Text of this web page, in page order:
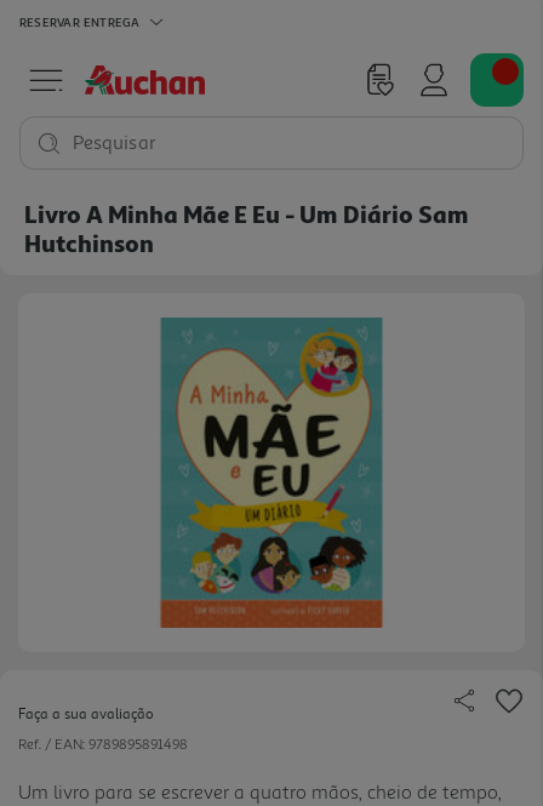
RESERVAR ENTREGA
Pesquisar
Livro A Minha Mãe E Eu - Um Diário Sam
Hutchinson
Faça a sua avaliação
Ref. / EAN: 9789895891498
Um livro para se escrever a quatro mãos, cheio de tempo,